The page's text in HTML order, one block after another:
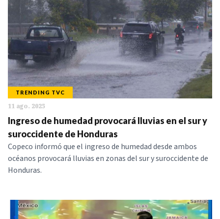
TRENDING TVC
11 ago. 2025
Ingreso de humedad provocará lluvias en el sur y
suroccidente de Honduras
Copeco informó que el ingreso de humedad desde ambos
océanos provocará lluvias en zonas del sur y suroccidente de
Honduras.